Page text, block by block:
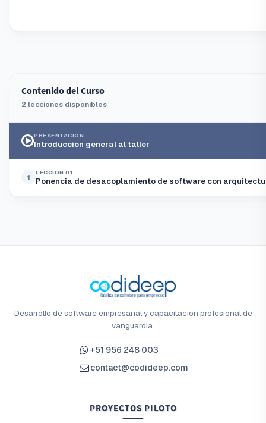
Contenido del Curso
2 lecciones disponibles
PRESENTACIÓN
Introducción general al taller
1
LECCIÓN 01
Ponencia de desacoplamiento de software con
Desarrollo de software empresarial y capacitación profesional de
vanguardia.
+51 956 248 003
contact@codideep.com
PROYECTOS PILOTO